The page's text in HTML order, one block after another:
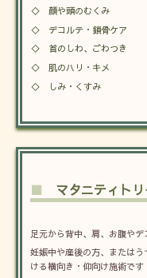
◇ 顔や頭のむくみ
◇ デコルテ・鎖骨ケア
◇ 首のしわ、ごわつき
◇ 肌のハリ・キメ
◇ しみ・くすみ
■ マタニティトリ
足元から背中、肩、お腹や
妊娠中や産後の方、または
ける横向き・仰向け施術です